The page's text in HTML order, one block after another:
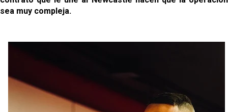
del campo sevillista
Oso es el siguiente en la lista para salir
Banquillos confirmados: así queda la cantera del
Sevilla Femenino para la 2026/27
sea muy compleja.